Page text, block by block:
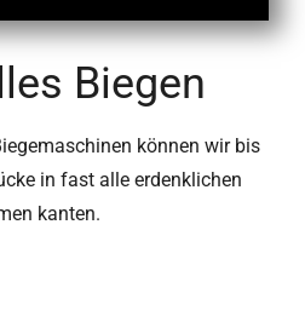
Biegen
können wir bis
in fast alle erdenklichen
kanten.